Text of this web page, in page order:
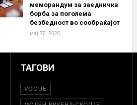
меморандум за заедничка
борба за поголема
безбедност во сообраќајот
мај 27, 2026
ТАГОВИ
VOGUE